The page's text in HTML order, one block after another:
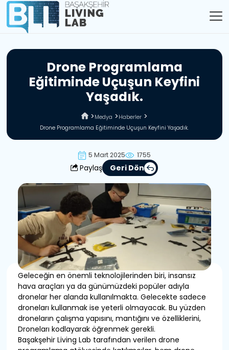
Drone Programlama
EğitimindeUçuşun Keyfini
Yaşadık.
Medya
Haberler
Drone Programlama Eğitiminde Uçuşun Keyfini Yaşadık.
5 Mart 2025 1755
Paylaş Geri Dön
Geleceğin en önemli teknolojilerinden biri, insansız
hava araçları ya da günümüzdeki popüler adıyla
dronelar her alanda kullanılmakta. Gelecekte sadece
droneları kullanmak ise yeterli olmayacak. Bu yüzden
droneların çalışma yapısını, mantığını ve özelliklerini,
Droneları kodlayarak öğrenmek gerekli.
Başakşehir Living Lab tarafından verilen drone